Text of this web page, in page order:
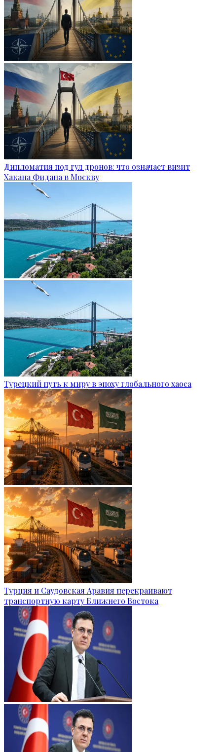
Дипломатия под гул дронов: что означает визит
Хакана Фидана в Москву
Турецкий путь к миру в эпоху глобального хаоса
Турция и Саудовская Аравия перекраивают
транспортную карту Ближнего Востока